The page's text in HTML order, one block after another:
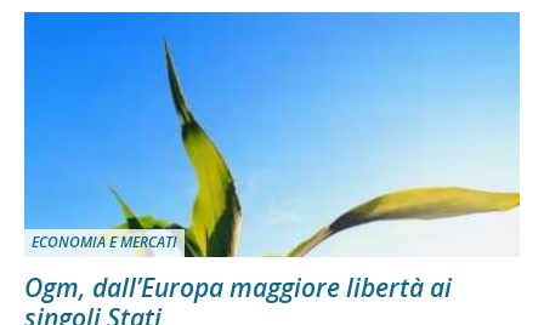
ECONOMIA E MERCATI
Ogm, dall’Europa maggiore libertà ai
singoli Stati